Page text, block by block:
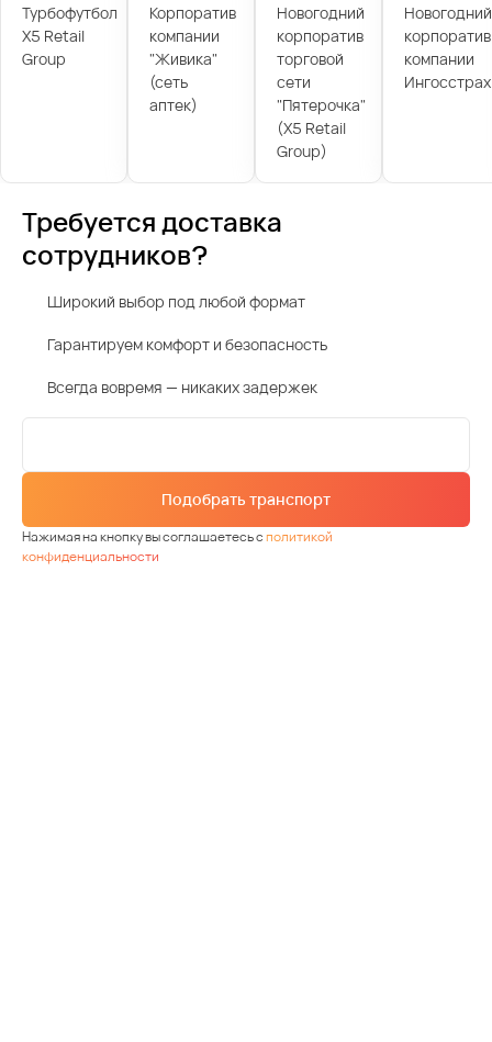
Турбофутбол
X5 Retail
Group
Корпоратив
компании
"Живика"
(сеть
аптек)
Новогодний
корпоратив
торговой
сети
"Пятерочка"
(X5 Retail
Group)
Новогодний
корпоратив
компании
Ингосстрах
Требуется доставка
сотрудников?
Широкий выбор под любой формат
Гарантируем комфорт и безопасность
Всегда вовремя — никаких задержек
Подобрать транспорт
Нажимая на кнопку вы соглашаетесь сполитикой
конфиденциальности